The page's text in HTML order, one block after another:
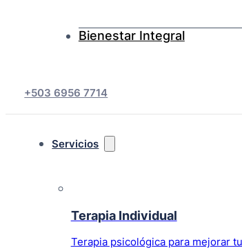
Bienestar Integral
+503 6956 7714
Servicios
Terapia Individual
Terapia psicológica para mejorar